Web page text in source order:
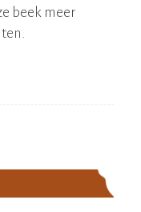
beek meer